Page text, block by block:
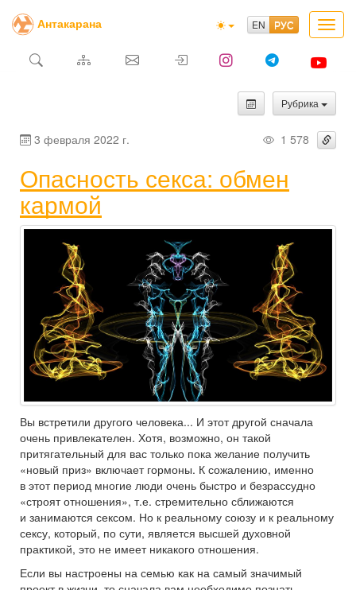
Антакарана
Рубрика
3 февраля 2022 г. 1 578
Опасность секса: обмен
кармой
Вы встретили другого человека... И этот другой сначала
очень привлекателен. Хотя, возможно, он такой
притягательный для вас только пока желание получить
«новый приз» включает гормоны. К сожалению, именно
в этот период многие люди очень быстро и безрассудно
«строят отношения», т.е. стремительно сближаются
и занимаются сексом. Но к реальному союзу и к реальному
сексу, который, по сути, является высшей духовной
практикой, это не имеет никакого отношения.
Если вы настроены на семью как на самый значимый